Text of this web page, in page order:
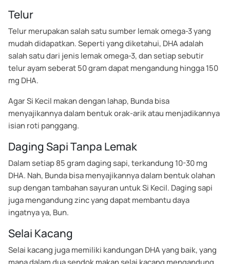
Telur
Telur merupakan salah satu sumber lemak omega-3 yang
mudah didapatkan. Seperti yang diketahui, DHA adalah
salah satu dari jenis lemak omega-3, dan setiap sebutir
telur ayam seberat 50 gram dapat mengandung hingga 150
mg DHA.
Agar Si Kecil makan dengan lahap, Bunda bisa
menyajikannya dalam bentuk orak-arik atau menjadikannya
isian roti panggang.
Daging Sapi Tanpa Lemak
Dalam setiap 85 gram daging sapi, terkandung 10-30 mg
DHA. Nah, Bunda bisa menyajikannya dalam bentuk olahan
sup dengan tambahan sayuran untuk Si Kecil. Daging sapi
juga mengandung zinc yang dapat membantu daya
ingatnya ya, Bun.
Selai Kacang
Selai kacang juga memiliki kandungan DHA yang baik, yang